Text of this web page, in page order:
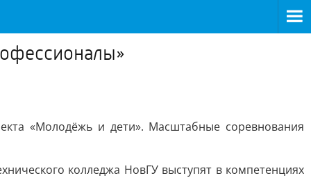
«Молодёжь и дети». Масштабные соревнования
колледжа НовГУ выступят в компетенциях